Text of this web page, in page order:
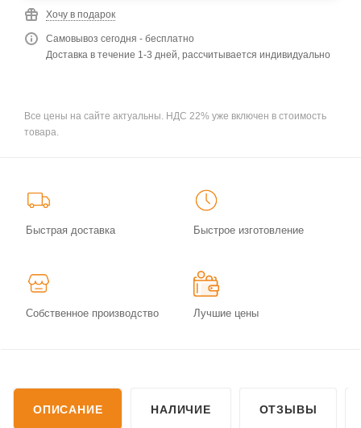
Хочу в подарок
Самовывоз сегодня - бесплатно
Доставка в течение 1-3 дней, рассчитывается индивидуально
Все цены на сайте актуальны. НДС 22% уже включен в стоимость
товара.
Быстрая доставка Быстрое изготовление
Собственное производство Лучшие цены
ОПИСАНИЕ НАЛИЧИЕ ОТЗЫВЫ